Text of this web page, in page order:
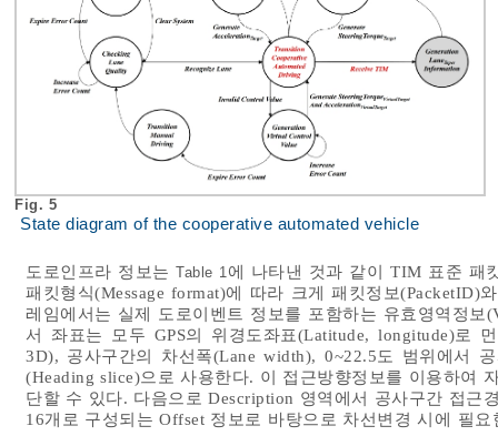
Fig. 5
State diagram of the cooperative automated vehicle
도로인프라 정보는Table 1에 나타낸 것과 같이 TIM 표준 패
패킷형식(Message format)에 따라 크게 패킷정보(PacketID)
레임에서는 실제 도로이벤트 정보를 포함하는 유효영역정
서 좌표는 모두 GPS의 위경도좌표(Latitude, longitude)로
3D), 공사구간의 차선폭(Lane width), 0~22.5도 범위에서
(Heading slice)으로 사용한다. 이 접근방향정보를 이용하여
단할 수 있다. 다음으로 Description 영역에서 공사구간 접근
16개로 구성되는 Offset 정보로 바탕으로 차선변경 시에 필